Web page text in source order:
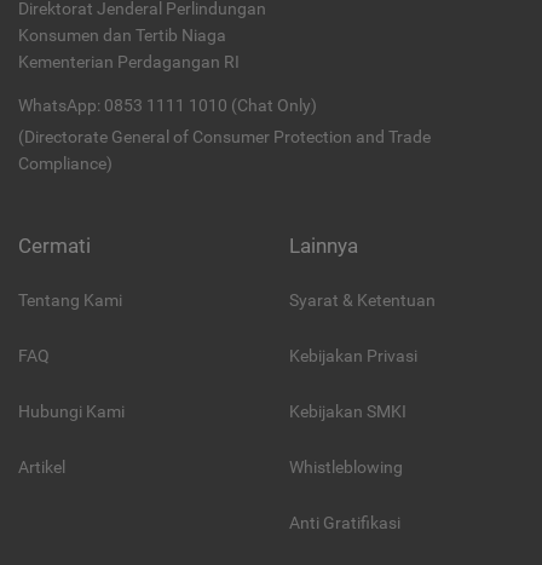
Direktorat Jenderal Perlindungan
Konsumen dan Tertib Niaga
Kementerian Perdagangan RI
WhatsApp: 0853 1111 1010 (Chat Only)
(Directorate General of Consumer Protection and Trade
Compliance)
Cermati
Tentang Kami
FAQ
Hubungi Kami
Artikel
Lainnya
Syarat & Ketentuan
Kebijakan Privasi
Kebijakan SMKI
Whistleblowing
Anti Gratifikasi